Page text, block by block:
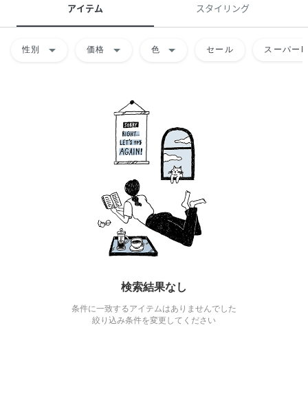
アイテム スタイリング
性別 arrow_drop_down 価格 arrow_drop_down 色 arrow_drop_down セール スーパー
検索結果なし
条件に一致するアイテムはありませんでした
絞り込み条件を変更してください